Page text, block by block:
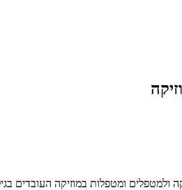
ולמטפלים ומטפלות במוזיקה העובדים